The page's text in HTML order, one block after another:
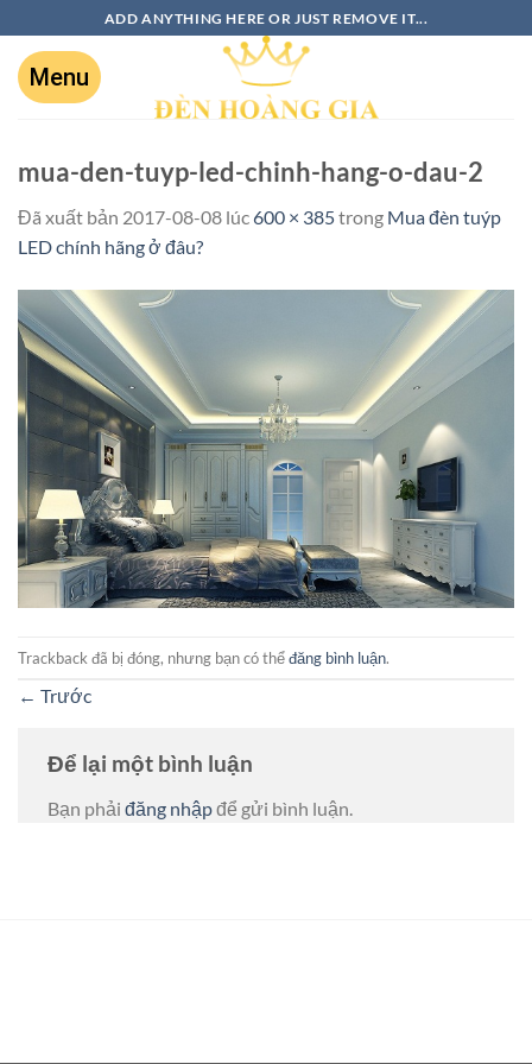
ADD ANYTHING HERE OR JUST REMOVE IT...
mua-den-tuyp-led-chinh-hang-o-dau-2
Đã xuất bản 2017-08-08 lúc600 × 385trong Mua đèn tuýp
LED chính hãng ở đâu?
Trackback đã bị đóng, nhưng bạn có thểđăng bình luận.
← Trước
Để lại một bình luận
Bạn phải đăng nhậpđể gửi bình luận.